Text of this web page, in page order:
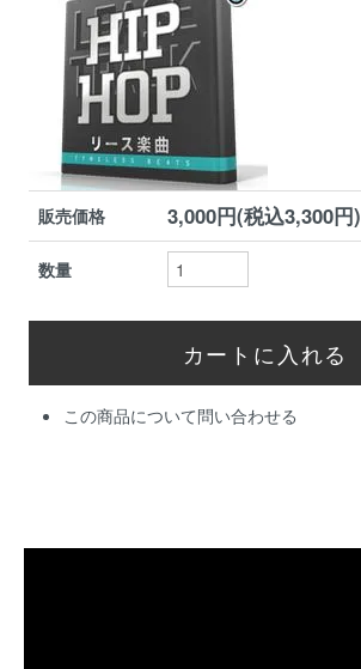
販売価格 3,000円(税込3,300円)
数量
この商品について問い合わせる